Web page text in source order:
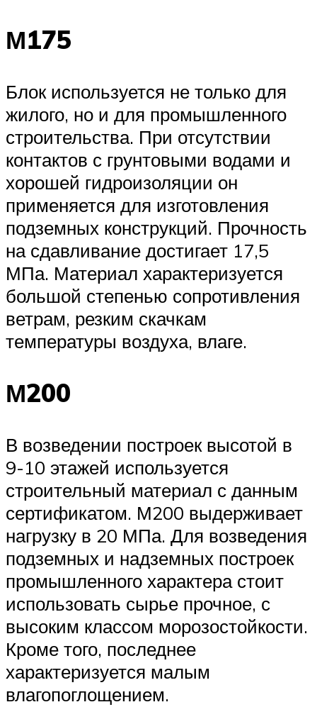
М175
Блок используется не только для
жилого, но и для промышленного
строительства. При отсутствии
контактов с грунтовыми водами и
хорошей гидроизоляции он
применяется для изготовления
подземных конструкций. Прочность
на сдавливание достигает 17,5
МПа. Материал характеризуется
большой степенью сопротивления
ветрам, резким скачкам
температуры воздуха, влаге.
М200
В возведении построек высотой в
9-10 этажей используется
строительный материал с данным
сертификатом. М200 выдерживает
нагрузку в 20 МПа. Для возведения
подземных и надземных построек
промышленного характера стоит
использовать сырье прочное, с
высоким классом морозостойкости.
Кроме того, последнее
характеризуется малым
влагопоглощением.